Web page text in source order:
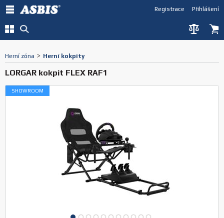
Přihlášení
Registrace
Herní zóna > Herní kokpity
LORGAR kokpit FLEX RAF1
SHOWROOM